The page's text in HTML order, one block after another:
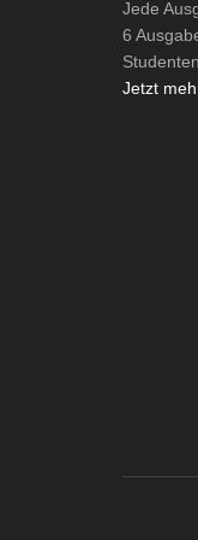
Jede
6
Jetzt